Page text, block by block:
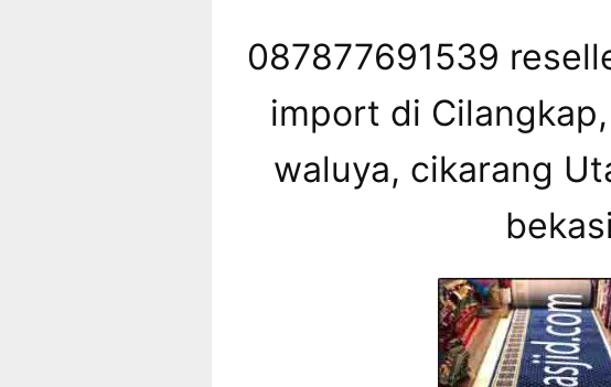
087877691539
import di
waluya, cikarang
bekasi